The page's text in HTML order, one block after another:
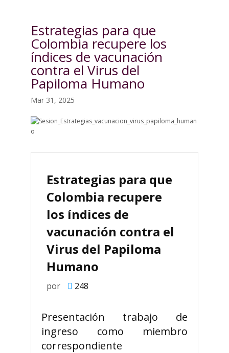
Estrategias para que
Colombia recupere los
índices de vacunación
contra el Virus del
Papiloma Humano
Mar 31, 2025
Estrategias para que
Colombia recupere
los índices de
vacunación contra el
Virus del Papiloma
Humano
por 248
Presentación trabajo de
ingreso como miembro
correspondiente